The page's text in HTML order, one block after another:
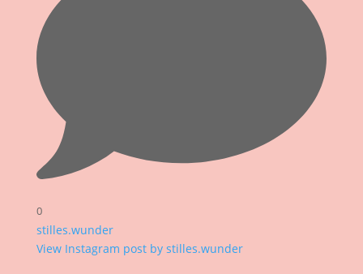
0
stilles.wunder
View Instagram post by stilles.wunder